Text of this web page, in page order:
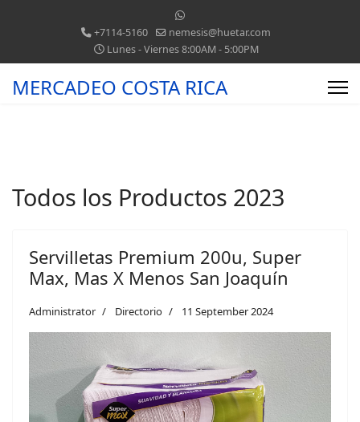
+7114-5160
nemesis@huetar.com
Lunes - Viernes 8:00AM - 5:00PM
MERCADEO COSTA RICA
Todos los Productos 2023
Servilletas Premium 200u, Super
Max, Mas X Menos San Joaquín
Administrator Directorio 11 September 2024